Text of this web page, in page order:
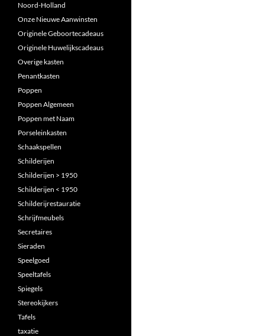
Noord-Holland
Onze Nieuwe Aanwinsten
Originele Geboortecadeaus
Originele Huwelijkscadeaus
Overige kasten
Penantkasten
Poppen
Poppen Algemeen
Poppen met Naam
Porseleinkasten
Schaakspellen
Schilderijen
Schilderijen > 1950
Schilderijen < 1950
Schilderijrestauratie
Schrijfmeubels
Secretaires
Sieraden
Speelgoed
Speeltafels
Spiegels
Stereokijkers
Tafels
taxatie